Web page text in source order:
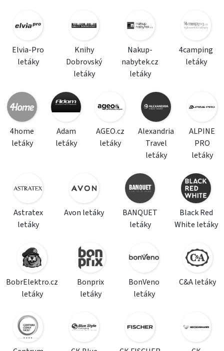
Elvia-Pro
letáky
Knihy
Dobrovský
letáky
Nakup-
nabytek.cz
letáky
4camping
letáky
4home
letáky
Adam
letáky
AGEO.cz
letáky
Alexandria
Travel
letáky
ALPINE
PRO
letáky
Astratex
letáky
Avon letáky
BANQUET
letáky
Black Red
White letáky
BobrElektro.cz
letáky
Bonprix
letáky
BonVeno
letáky
C&A letáky